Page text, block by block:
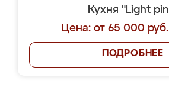
Кухня "Light
Цена: от 65 000
ПОДРОБНЕЕ